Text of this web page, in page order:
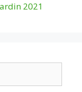
2021